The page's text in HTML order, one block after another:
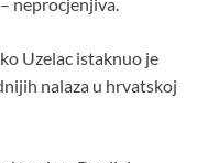
neprocjenjiva.
Uzelac istaknuo je
nalaza u hrvatskoj